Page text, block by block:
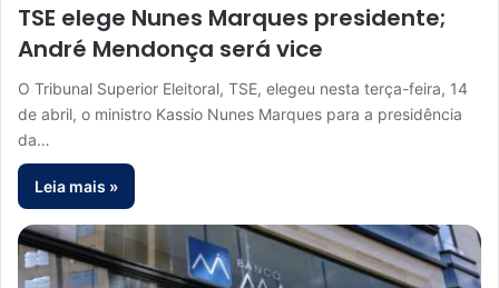
TSE elege Nunes Marques presidente;
André Mendonça será vice
O Tribunal Superior Eleitoral, TSE, elegeu nesta terça-feira, 14
de abril, o ministro Kassio Nunes Marques para a presidência
da…
Leia mais »